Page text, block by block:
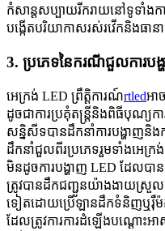
កំសាន្តសប្បាយរីករាយនៅទូទាំងក
បង្កើតបរិយាកាសរស់រវើកនិងធាន
3. ប្រភេទនៃករណីជួលការប
អេក្រង់ LED ព្រឹត្តិការណ៍rtledអា
ដូចជាការប្រគុំតន្ត្រីនិងពិធីបុណ្យកា
សន្និសីទបានដឹកនាំការបង្ហាញនិ
ដឹកនាំជួលពីរប្រភេទរួមទាំងអេក្
មិនដូចការបង្ហាញ LED ដែលបាន
ត្រូវបានដឹកជញ្ជូនយ៉ាងងាយស្រួ
ទៀតដោយប្រើឡានដឹកទំនិញឬរ៉ឺម៉ក
ដែលត្រូវការការដំឡើងបណ្តោះ